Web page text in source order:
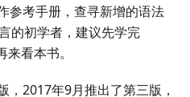
参考手册，查寻新增的语法
的初学者，建议先学完
来看本书。
，2017年9月推出了第三版，